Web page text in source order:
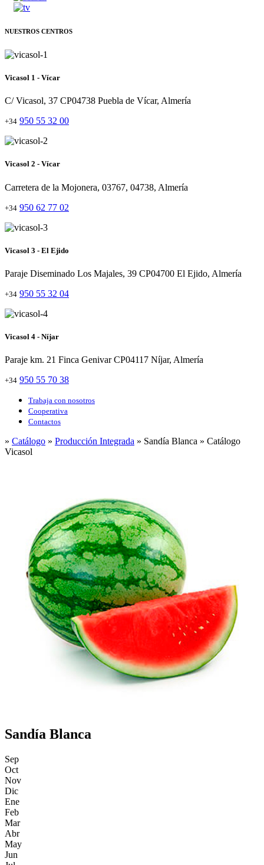
NUESTROS CENTROS
Vicasol 1 - Vícar
C/ Vicasol, 37 CP04738 Puebla de Vícar, Almería
+34 950 55 32 00
Vicasol 2 - Vícar
Carretera de la Mojonera, 03767, 04738, Almería
+34 950 62 77 02
Vicasol 3 - El Ejido
Paraje Diseminado Los Majales, 39 CP04700 El Ejido, Almería
+34 950 55 32 04
Vicasol 4 - Níjar
Paraje km. 21 Finca Genivar CP04117 Níjar, Almería
+34 950 55 70 38
Trabaja con nosotros
Cooperativa
Contactos
» Catálogo » Producción Integrada » Sandía Blanca » Catálogo
Vicasol
Sandía Blanca
Sep
Oct
Nov
Dic
Ene
Feb
Mar
Abr
May
Jun